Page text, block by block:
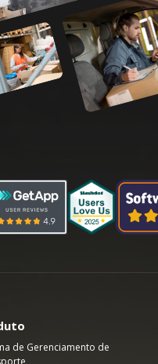
de Gerenciamento de